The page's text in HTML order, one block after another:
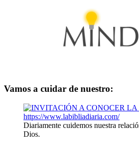
Vamos a cuidar de nuestro:
Diariamente cuidemos nuestra
Dios.